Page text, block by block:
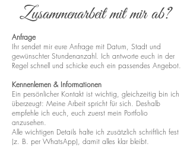
Zusammenarbeit mit mir ab?
Anfrage
Ihr sendet mir eure Anfrage mit Datum, Stadt und
gewünschter Stundenanzahl. Ich antworte euch in der
Regel schnell und schicke euch ein passendes Angebot.
Kennenlernen & Informationen
Ein persönlicher Kontakt ist wichtig, gleichzeitig bin ich
überzeugt: Meine Arbeit spricht für sich. Deshalb
empfehle ich euch, euch zuerst mein Portfolio
anzusehen.
Alle wichtigen Details halte ich zusätzlich schriftlich fest
(z. B. per WhatsApp), damit alles klar bleibt.